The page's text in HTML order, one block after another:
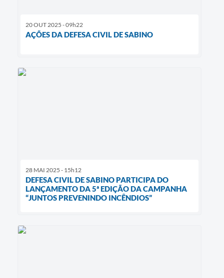
20 OUT 2025 - 09h22
AÇÕES DA DEFESA CIVIL DE SABINO
28 MAI 2025 - 15h12
DEFESA CIVIL DE SABINO PARTICIPA DO
LANÇAMENTO DA 5ª EDIÇÃO DA CAMPANHA
“JUNTOS PREVENINDO INCÊNDIOS”